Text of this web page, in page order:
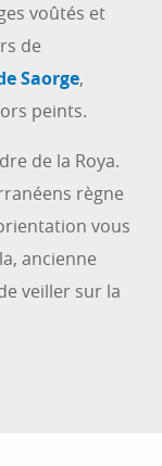
voûtés et
de
Saorge,
peints.
de la Roya.
règne
vous
ancienne
veiller sur la